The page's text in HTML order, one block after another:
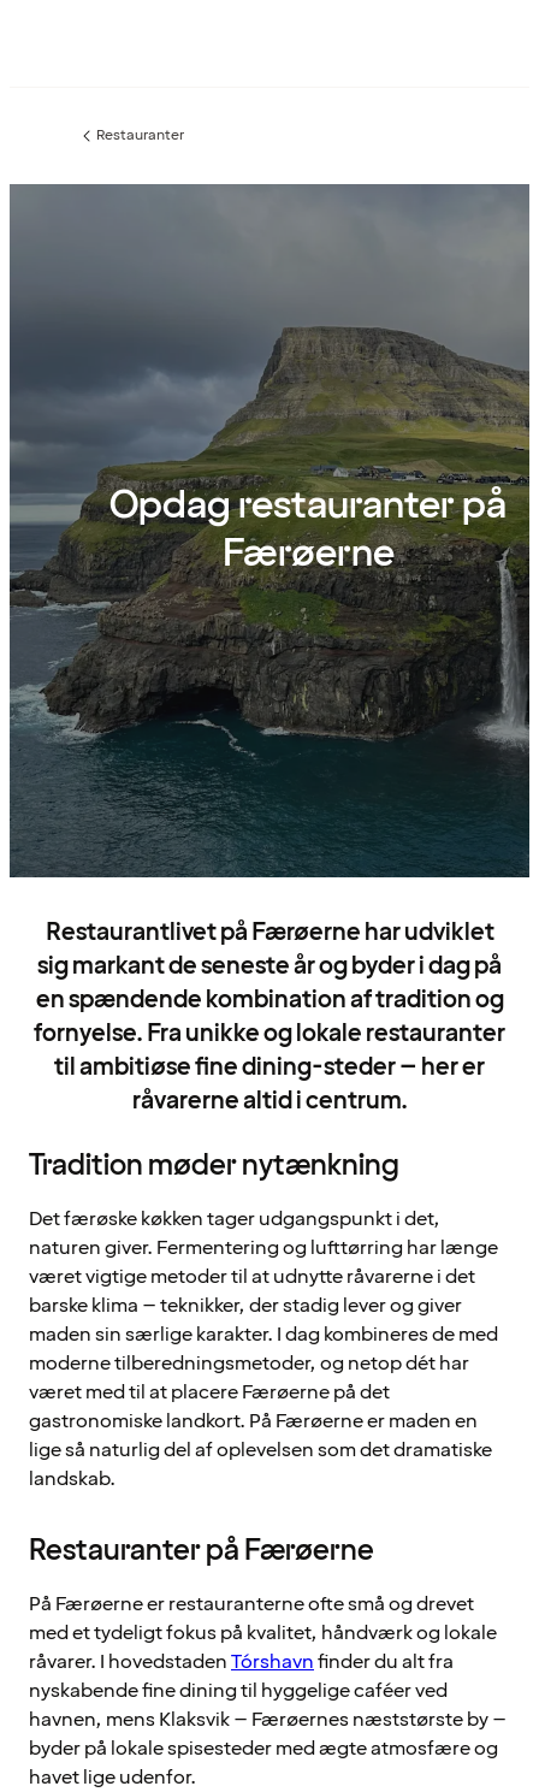
Forrige
:
Restauranter
Opdag restauranter på
Færøerne
Restaurantlivet på Færøerne har udviklet
sig markant de seneste år og byder i dag på
en spændende kombination af tradition og
fornyelse. Fra unikke og lokale restauranter
til ambitiøse fine dining-steder – her er
råvarerne altid i centrum.
Tradition møder nytænkning
Det færøske køkken tager udgangspunkt i det,
naturen giver. Fermentering og lufttørring har længe
været vigtige metoder til at udnytte råvarerne i det
barske klima – teknikker, der stadig lever og giver
maden sin særlige karakter. I dag kombineres de med
moderne tilberedningsmetoder, og netop dét har
været med til at placere Færøerne på det
gastronomiske landkort. På Færøerne er maden en
lige så naturlig del af oplevelsen som det dramatiske
landskab.
Restauranter på Færøerne
På Færøerne er restauranterne ofte små og drevet
med et tydeligt fokus på kvalitet, håndværk og lokale
råvarer. I hovedstadenTórshavnfinder du alt fra
nyskabende fine dining til hyggelige caféer ved
havnen, mens Klaksvik – Færøernes næststørste by –
byder på lokale spisesteder med ægte atmosfære og
havet lige udenfor.